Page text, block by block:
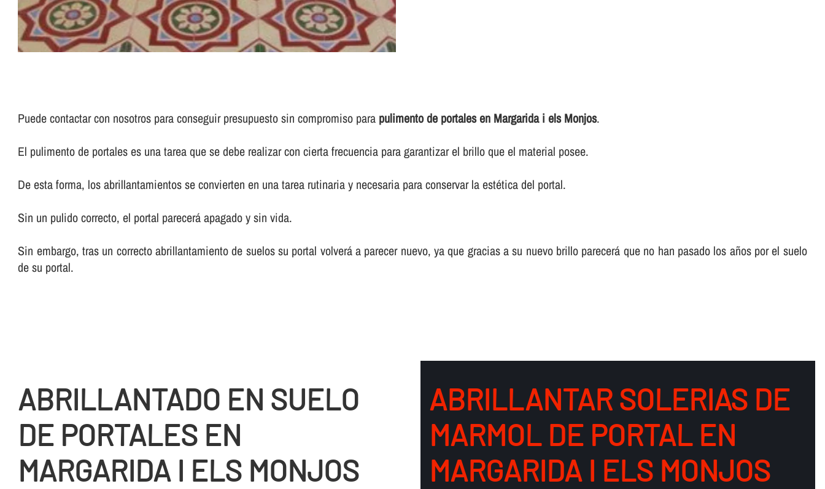
Puede contactar con nosotros para conseguir presupuesto sin compromiso para pulimento de portales en Margarida i els Monjos.
El pulimento de portales es una tarea que se debe realizar con cierta frecuencia para garantizar el brillo que el material posee.
De esta forma, los abrillantamientos se convierten en una tarea rutinaria y necesaria para conservar la estética del portal.
Sin un pulido correcto, el portal parecerá apagado y sin vida.
Sin embargo, tras un correcto abrillantamiento de suelos su portal volverá a parecer nuevo, ya que gracias a su nuevo brillo parecerá que no han pasado los años por el suelo
de su portal.
ABRILLANTADO EN SUELO
DE PORTALES EN
MARGARIDA I ELS MONJOS
ABRILLANTAR SOLERIAS DE
MARMOL DE PORTAL EN
MARGARIDA I ELS MONJOS